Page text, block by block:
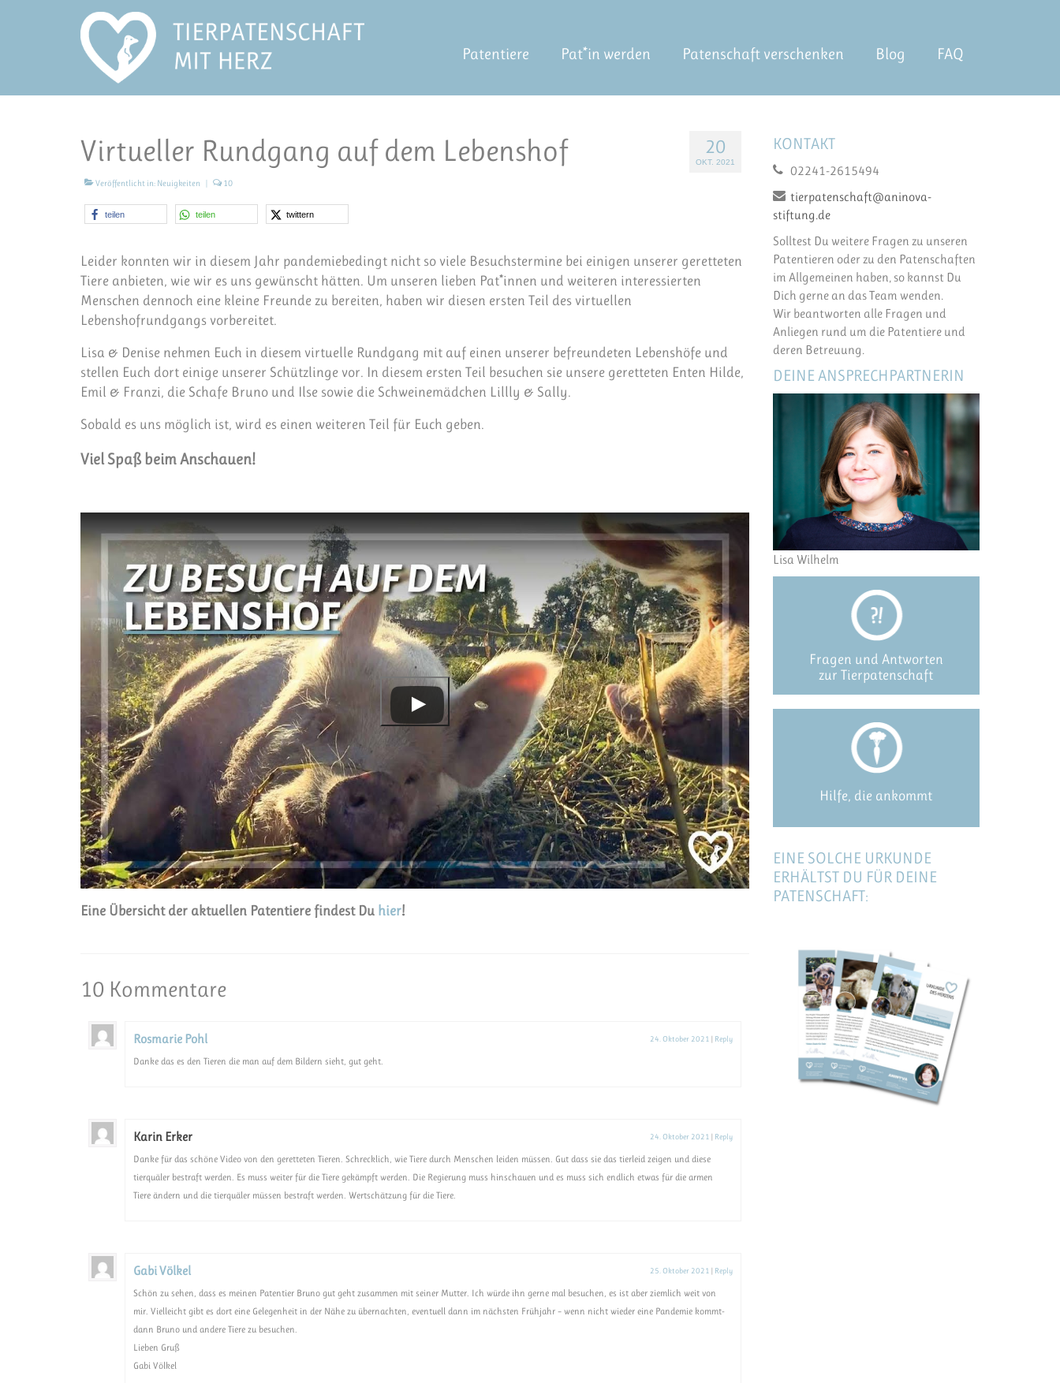
Patentiere Pat*in werden Patenschaft verschenken Blog FAQ
20
OKT. 2021
Virtueller Rundgang auf dem Lebenshof
Veröffentlicht in: Neuigkeiten 10
teilen teilen twittern
Leider konnten wir in diesem Jahr pandemiebedingt nicht so viele Besuchstermine bei einigen unserer geretteten
Tiere anbieten, wie wir es uns gewünscht hätten. Um unseren lieben Pat*innen und weiteren interessierten
Menschen dennoch eine kleine Freunde zu bereiten, haben wir diesen ersten Teil des virtuellen
Lebenshofrundgangs vorbereitet.
Lisa & Denise nehmen Euch in diesem virtuelle Rundgang mit auf einen unserer befreundeten Lebenshöfe und
stellen Euch dort einige unserer Schützlinge vor. In diesem ersten Teil besuchen sie unsere geretteten Enten Hilde,
Emil & Franzi, die Schafe Bruno und Ilse sowie die Schweinemädchen Lillly & Sally.
Sobald es uns möglich ist, wird es einen weiteren Teil für Euch geben.
Viel Spaß beim Anschauen!
Eine Übersicht der aktuellen Patentiere findest Du hier!
10 Kommentare
Rosmarie Pohl 24. Oktober 2021 | Reply
Danke das es den Tieren die man auf dem Bildern sieht, gut geht.
Karin Erker 24. Oktober 2021 | Reply
Danke für das schöne Video von den geretteten Tieren. Schrecklich, wie Tiere durch Menschen leiden müssen. Gut dass sie das tierleid zeigen und diese
tierquäler bestraft werden. Es muss weiter für die Tiere gekämpft werden. Die Regierung muss hinschauen und es muss sich endlich etwas für die armen
Tiere ändern und die tierquäler müssen bestraft werden. Wertschätzung für die Tiere.
Gabi Völkel 25. Oktober 2021 | Reply
Schön zu sehen, dass es meinen Patentier Bruno gut geht zusammen mit seiner Mutter. Ich würde ihn gerne mal besuchen, es ist aber ziemlich weit von
mir. Vielleicht gibt es dort eine Gelegenheit in der Nähe zu übernachten, eventuell dann im nächsten Frühjahr – wenn nicht wieder eine Pandemie kommt-
dann Bruno und andere Tiere zu besuchen.
Lieben Gruß
Gabi Völkel
KONTAKT
02241-2615494
tierpatenschaft@aninova-
stiftung.de
Solltest Du weitere Fragen zu unseren
Patentieren oder zu den Patenschaften
im Allgemeinen haben, so kannst Du
Dich gerne an das Team wenden.
Wir beantworten alle Fragen und
Anliegen rund um die Patentiere und
deren Betreuung.
DEINE ANSPRECHPARTNERIN
Lisa Wilhelm
Fragen und Antworten
zur Tierpatenschaft
Hilfe, die ankommt
EINE SOLCHE URKUNDE
ERHÄLTST DU FÜR DEINE
PATENSCHAFT: